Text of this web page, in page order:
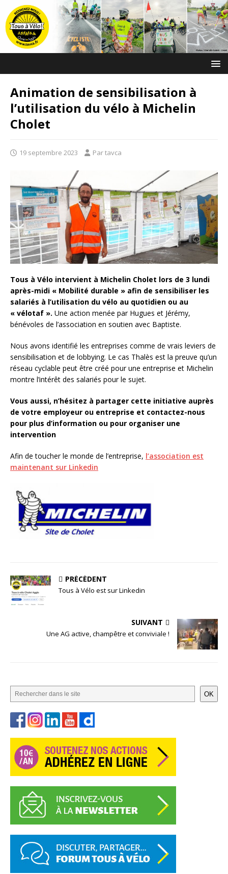
Animation de sensibilisation à
l’utilisation du vélo à Michelin
Cholet
19 septembre 2023 Par tavca
Tous à Vélo intervient à Michelin Cholet lors de 3 lundi
après-midi « Mobilité durable » afin de sensibiliser les
salariés à l’utilisation du vélo au quotidien ou au
« vélotaf ». Une action menée par Hugues et Jérémy,
bénévoles de l’association en soutien avec Baptiste.
Nous avons identifié les entreprises comme de vrais leviers de
sensibilisation et de lobbying. Le cas Thalès est la preuve qu’un
réseau cyclable peut être créé pour une entreprise et Michelin
montre l’intérêt des salariés pour le sujet.
Vous aussi, n’hésitez à partager cette initiative auprès
de votre employeur ou entreprise et contactez-nous
pour plus d’information ou pour organiser une
intervention
Afin de toucher le monde de l’entreprise, l’association est
maintenant sur Linkedin
PRÉCÉDENT
Tous à Vélo est sur Linkedin
SUIVANT
Une AG active, champêtre et conviviale !
OK